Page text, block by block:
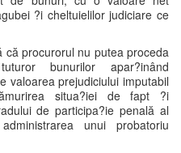
?i cheltuielilor judiciare ce
că procurorul nu putea proceda
bunurilor apar?inând
valoarea prejudiciului imputabil
situa?iei de fapt ?i
de participa?ie penală al
unui probatoriu